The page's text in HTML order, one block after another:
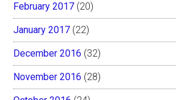
February 2017 (20)
January 2017 (22)
December 2016 (32)
November 2016 (28)